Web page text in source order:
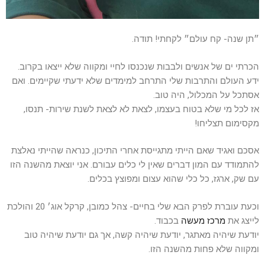
״תן שנה- קח עולם״ לקחתי! תודה.
הכרתי ים של אנשים ולבבות שנכנסו לחיי ומקווה שלא ייצאו בקרוב.
ידע העולם והתרבות שלי התרחב למימדים שלא ידעתי שקיימים. ואם
אסתכל על המכלול, היה טוב.
אז לכל מי שלא בטוח בעצמו, לצאת לא לצאת לשנת שירות- תנסו,
מקסימום תצליחו!
אסכם ואגיד שאם הייתי מתגייסת אחרי התיכון, כנראה שהייתי נאלצת
להתמודד עם המון דברים שאין לי כלים עבורם. אני יוצאת מהשנה הזו
עם שק, ארגז, כל כלי שהוא עצום ומפוצץ בכלים.
וכעת עוברת לפרק הבא שלי בחיים- צהל כמובן, קרקל אוג׳ 20 והולכת
לייצג את מרכז מעשה בכבוד.
יודעת שיהיה מאתגר, יודעת שיהיה קשה, אך גם יודעת שיהיה טוב
ומקווה שלא פחות מהשנה הזו.